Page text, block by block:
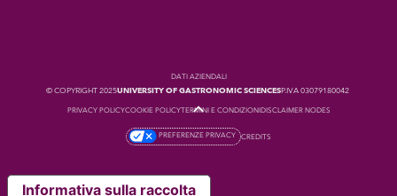
© COPYRIGHT 2025UNIVERSITY OF GASTRONOMIC SCIENCESP.IVA 03079180042
DATI AZIENDALI
PRIVACY POLICYCOOKIE POLICYTERMINI E CONDIZIONIDISCLAIMER NODES
PREFERENZE PRIVACY CREDITS
Informativa sulla raccolta